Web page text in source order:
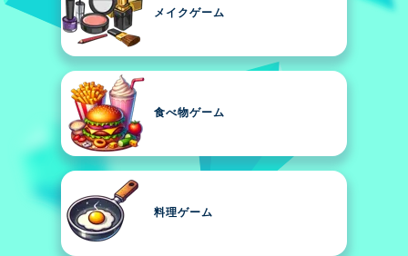
メイクゲーム
食べ物ゲーム
料理ゲーム